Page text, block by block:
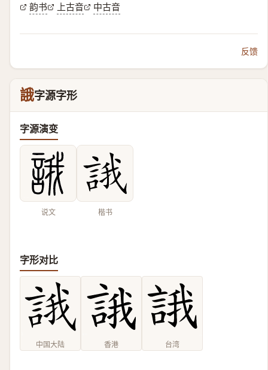
韵书 上古音 中古音
反馈
誐字源字形
字源演变
说文 楷书
字形对比
中国大陆 香港 台湾